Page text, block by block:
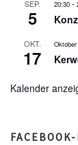
SEP.
5
20:30 -
OKT.
17
Kalender